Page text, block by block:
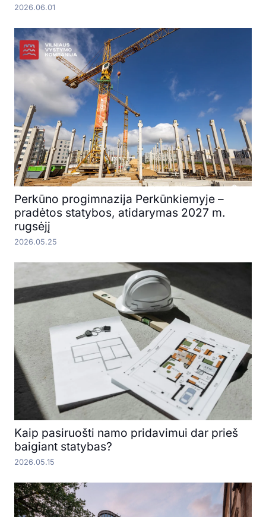
2026.06.01
Perkūno progimnazija Perkūnkiemyje –
pradėtos statybos, atidarymas 2027 m.
rugsėjį
2026.05.25
Kaip pasiruošti namo pridavimui dar prieš
baigiant statybas?
2026.05.15